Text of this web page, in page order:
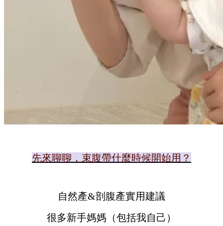
先來聊聊，束腹帶什麼時候開始用？
自然產&剖腹產實用建議
很多新手媽媽（包括我自己）